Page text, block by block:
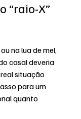
“raio-X”
na lua de mel,
casal deveria
situação
para um
quanto